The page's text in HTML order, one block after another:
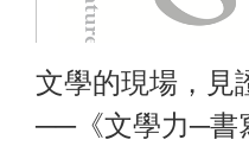
文學的現場，見
──《文學力─書